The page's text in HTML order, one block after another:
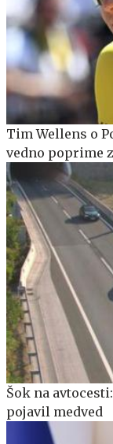
Tim Wellens o
vedno poprime
Šok na
pojavil medved